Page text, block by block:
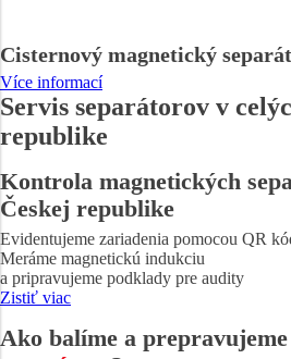
Cisternový magnetický
Více informací
Servis separátorov v
republike
Kontrola magnetických
Českej republike
Evidentujeme zariadenia pomocou QR
Meráme magnetickú indukciu
a pripravujeme podklady pre audity
Zistiť viac
Ako balíme a prepravujeme